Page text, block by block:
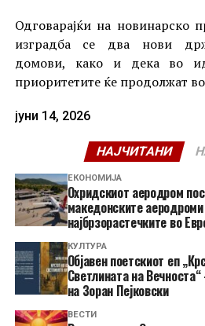
Одговарајќи на новинарско
изградба се два нови
домови, како и дека во
приоритетите ќе продолжат во
јуни 14, 2026
НАЈЧИТАНИ
ЕКОНОМИЈА
Охридскиот аеродром
македонските
најбрзорастечките во
КУЛТУРА
Објавен поетскиот еп
Светлината на
на Зоран Пејковски
ВЕСТИ